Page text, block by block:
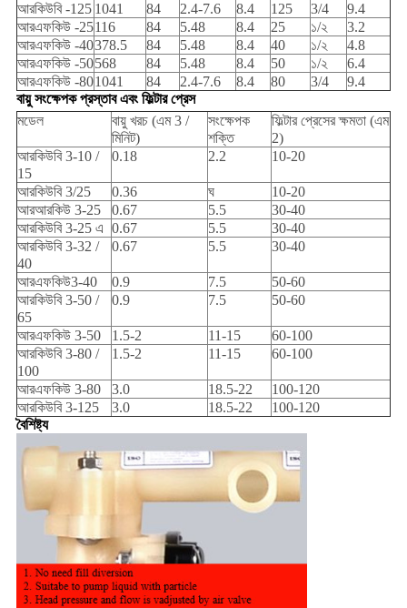
আরকিউবি -125 1041 84 2.4-7.6 8.4 125 3/4
9.4
আরএফকিউ -25116 84 5.48 8.4 25 ১/২
3.2
আরএফকিউ -40378.5 84 5.48 8.4 40 ১/২
4.8
আরএফকিউ -50568 84 5.48 8.4 50 ১/২
6.4
আরএফকিউ -801041 84 2.4-7.6 8.4 80 3/4
9.4
বায়ু সংক্ষেপক প্রস্তাব এবং ফিল্টার প্রেস
মডেল
বায়ু খরচ (এম 3 /
মিনিট)
সংক্ষেপক
শক্তি
ফিল্টার প্রেসের ক্ষমতা (এম
2)
আরকিউবি 3-10 /
15
0.18 2.2 10-20
আরকিউবি 3/25 0.36 ঘ
10-20
আরআরকিউ 3-25
0.67 5.5
30-40
আরকিউবি 3-25 এ 0.67 5.5
30-40
আরকিউবি 3-32 /
40
0.67 5.5 30-40
আরএফকিউ3-40 0.9 7.5
50-60
আরকিউবি 3-50 /
65
0.9 7.5 50-60
আরএফকিউ 3-50 1.5-2 11-15
60-100
আরকিউবি 3-80 /
100
1.5-2 11-15 60-100
আরএফকিউ 3-80 3.0 18.5-22
100-120
আরকিউবি 3-125
3.0 18.5-22
100-120
বৈশিষ্ট্য